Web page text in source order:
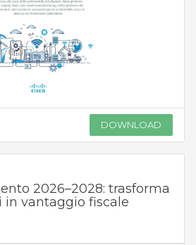
DOWNLOAD
2026–2028: trasforma
vantaggio fiscale